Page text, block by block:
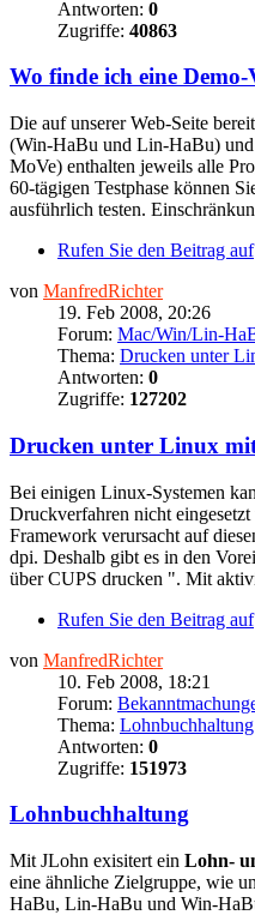
Antworten: 0
Zugriffe: 40863
Wo finde ich eine Demo-
Die auf unserer Web-Seite
(Win-HaBu und Lin-HaBu)
MoVe) enthalten jeweils alle
60-tägigen Testphase können
ausführlich testen.
Rufen Sie den Beitrag auf
von ManfredRichter
19. Feb 2008, 20:26
Forum: Mac/Win/Lin-
Thema: Drucken unter
Antworten: 0
Zugriffe: 127202
Drucken unter Linux
Bei einigen Linux-Systemen
Druckverfahren nicht
Framework verursacht auf
dpi. Deshalb gibt es in den
über CUPS drucken ". Mit
Rufen Sie den Beitrag auf
von ManfredRichter
10. Feb 2008, 18:21
Forum:
Thema: Lohnbuchhaltung
Antworten: 0
Zugriffe: 151973
Lohnbuchhaltung
Mit JLohn exisitert ein Lohn-
eine ähnliche Zielgruppe, wie
HaBu, Lin-HaBu und Win-